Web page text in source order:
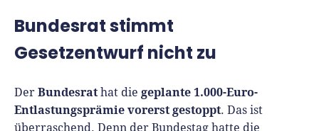
Weitere Tools & Vorlagen
Vergleiche
Steuerberatung
Software
Deals
Bundesrat stimmt
Gesetzentwurf nicht zu
Der Bundesrat hat die geplante 1.000-Euro-
Entlastungsprämie vorerst gestoppt. Das ist
überraschend. Denn der Bundestag hatte die